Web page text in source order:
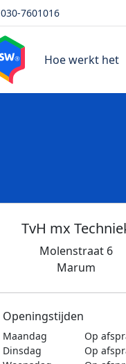
030-7601016
Hoe werkt het
TvH mx
Molenstraat 6
Marum
Openingstijden
Maandag
Op
Dinsdag
Op